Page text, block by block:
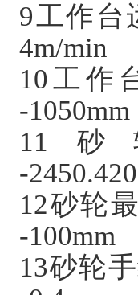
9工作台
4m/min
10工作
-1050mm
11
砂
-2450
12砂轮
-100mm
13砂轮